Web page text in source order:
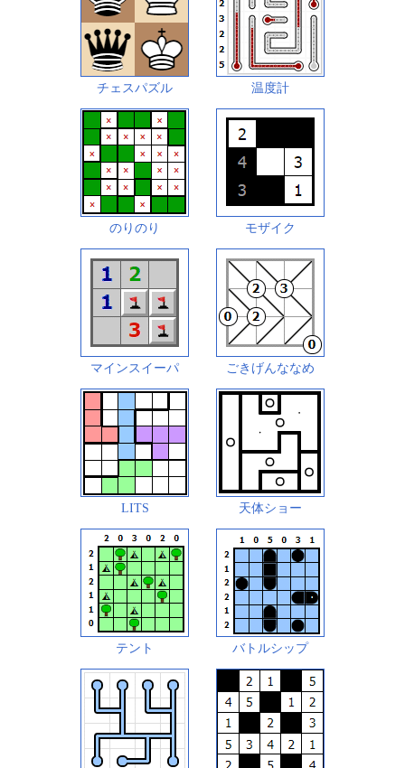
チェスパズル 温度計
のりのり モザイク
マインスイーパ ごきげんななめ
LITS 天体ショー
テント バトルシップ